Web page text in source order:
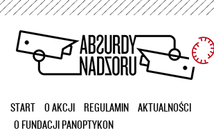
Przejdź
treści
START O AKCJI REGULAMIN
AKTUALNOŚCI
O FUNDACJI PANOPTYKON